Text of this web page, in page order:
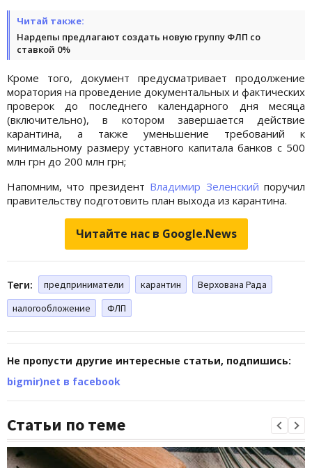
Читай также:
Нардепы предлагают создать новую группу ФЛП со
ставкой 0%
Кроме того, документ предусматривает продолжение
моратория на проведение документальных и фактических
проверок до последнего календарного дня месяца
(включительно), в котором завершается действие
карантина, а также уменьшение требований к
минимальному размеру уставного капитала банков с 500
млн грн до 200 млн грн;
Напомним, что президент Владимир Зеленский поручил
правительству подготовить план выхода из карантина.
Читайте нас в Google.News
Теги: предприниматели карантин
Верхована Рада
налогообложение
ФЛП
Не пропусти другие интересные статьи, подпишись:
bigmir)net в facebook
Статьи по теме